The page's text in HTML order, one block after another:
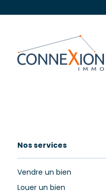
Nos services
Vendre un bien
Louer un bien